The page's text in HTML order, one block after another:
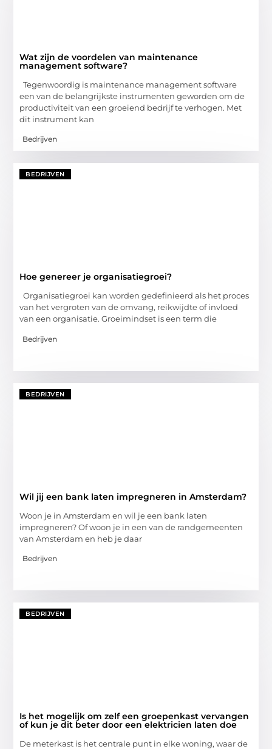
Wat zijn de voordelen van maintenance
management software?
Tegenwoordig is maintenance management software
een van de belangrijkste instrumenten geworden om de
productiviteit van een groeiend bedrijf te verhogen. Met
dit instrument kan
Bedrijven
BEDRIJVEN
Hoe genereer je organisatiegroei?
Organisatiegroei kan worden gedefinieerd als het proces
van het vergroten van de omvang, reikwijdte of invloed
van een organisatie. Groeimindset is een term die
Bedrijven
BEDRIJVEN
Wil jij een bank laten impregneren in Amsterdam?
Woon je in Amsterdam en wil je een bank laten
impregneren? Of woon je in een van de randgemeenten
van Amsterdam en heb je daar
Bedrijven
BEDRIJVEN
Is het mogelijk om zelf een groepenkast vervangen
of kun je dit beter door een elektricien laten doe
De meterkast is het centrale punt in elke woning, waar de